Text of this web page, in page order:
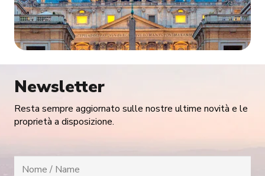
Newsletter
Resta sempre aggiornato sulle nostre ultime novità e le
proprietà a disposizione.